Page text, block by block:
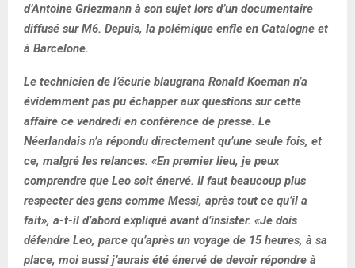
d’Antoine Griezmann à son sujet lors d’un documentaire
diffusé sur M6. Depuis, la polémique enfle en Catalogne et
à Barcelone.
Le technicien de l’écurie blaugrana Ronald Koeman n’a
évidemment pas pu échapper aux questions sur cette
affaire ce vendredi en conférence de presse. Le
Néerlandais n’a répondu directement qu’une seule fois, et
ce, malgré les relances. «En premier lieu, je peux
comprendre que Leo soit énervé. Il faut beaucoup plus
respecter des gens comme Messi, après tout ce qu’il a
fait», a-t-il d’abord expliqué avant d’insister. «Je dois
défendre Leo, parce qu’après un voyage de 15 heures, à sa
place, moi aussi j’aurais été énervé de devoir répondre à